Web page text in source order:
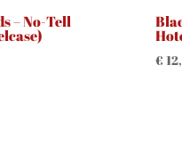
– No-Tell
€